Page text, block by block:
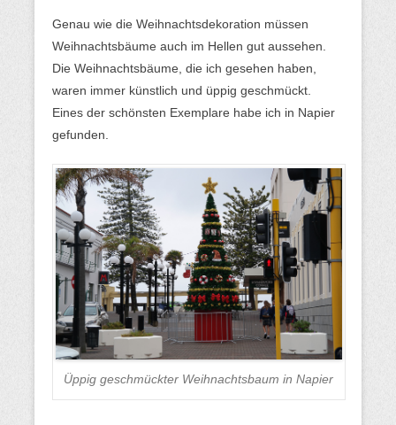
Genau wie die Weihnachtsdekoration müssen
Weihnachtsbäume auch im Hellen gut aussehen.
Die Weihnachtsbäume, die ich gesehen haben,
waren immer künstlich und üppig geschmückt.
Eines der schönsten Exemplare habe ich in Napier
gefunden.
Üppig geschmückter Weihnachtsbaum in Napier